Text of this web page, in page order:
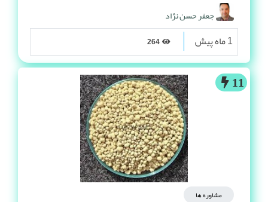
جعفر حسن نژاد
1 ماه پیش
11
مشاوره ها